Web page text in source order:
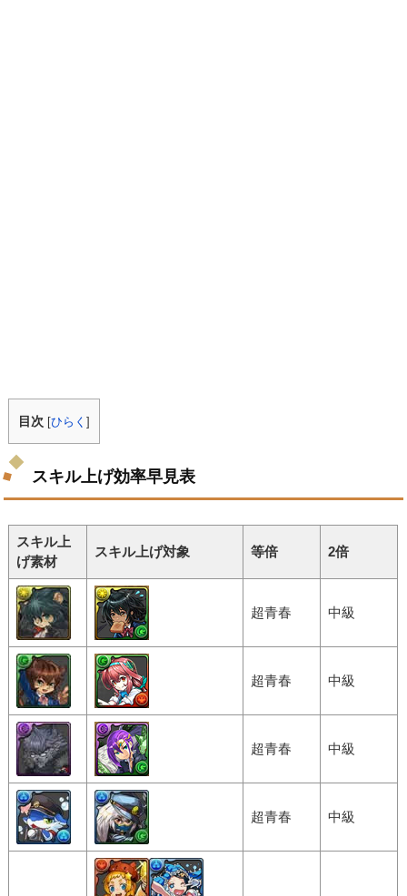
目次 [ひらく]
スキル上げ効率早見表
スキル上
げ素材
スキル上げ対象 等倍 2倍
超青春 中級
超青春 中級
超青春 中級
超青春 中級